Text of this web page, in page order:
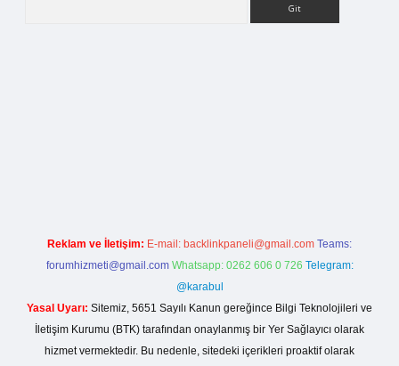
Reklam ve İletişim: E-mail: backlinkpaneli@gmail.com Teams:
forumhizmeti@gmail.com Whatsapp: 0262 606 0 726 Telegram:
@karabul
Yasal Uyarı: Sitemiz, 5651 Sayılı Kanun gereğince Bilgi Teknolojileri ve
İletişim Kurumu (BTK) tarafından onaylanmış bir Yer Sağlayıcı olarak
hizmet vermektedir. Bu nedenle, sitedeki içerikleri proaktif olarak